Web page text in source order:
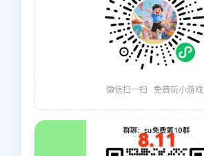
微信扫一扫 · 免费玩小游戏